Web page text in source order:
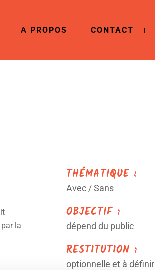
A PROPOS CONTACT
la
THÉMATIQUE :
Avec / Sans
OBJECTIF :
dépend du public
RESTITUTION :
optionnelle et à définir